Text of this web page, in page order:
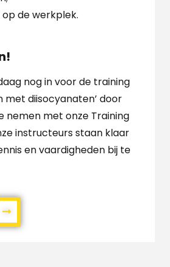
op de werkplek.
nog in voor de training
met diisocyanaten’ door
nemen met onze Training
instructeurs staan klaar
en vaardigheden bij te